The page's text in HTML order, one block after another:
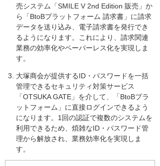
売システム「SMILE V 2nd Edition 販売」か
ら「BtoBプラットフォーム 請求書」に請求
データを送り込み、電子請求書を発行でき
るようになります。これにより、請求関連
業務の効率化やペーパーレス化を実現しま
す。
大塚商会が提供するID・パスワードを一括
管理できるセキュリティ対策サービス
「OTSUKA GATE」を介して、「BtoBプラ
ットフォーム」に直接ログインできるよう
になります。1回の認証で複数のシステムを
利用できるため、煩雑なID・パスワード管
理から解放され、業務効率化を実現しま
す。